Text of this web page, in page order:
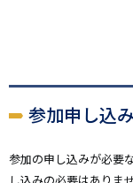
参加申し込み
参加の申し込みが必要